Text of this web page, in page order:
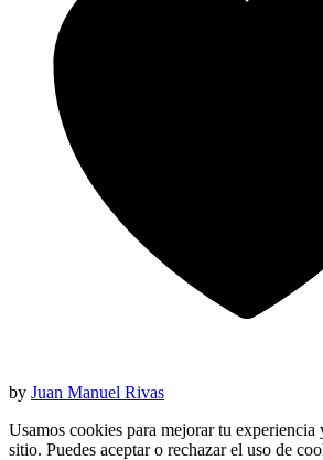
by Juan Manuel Rivas
Usamos cookies para mejorar tu
sitio. Puedes aceptar o rechazar el uso de